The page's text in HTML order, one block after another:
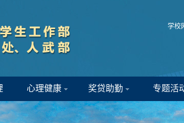
学校
心理健康 奖贷助勤 专题活